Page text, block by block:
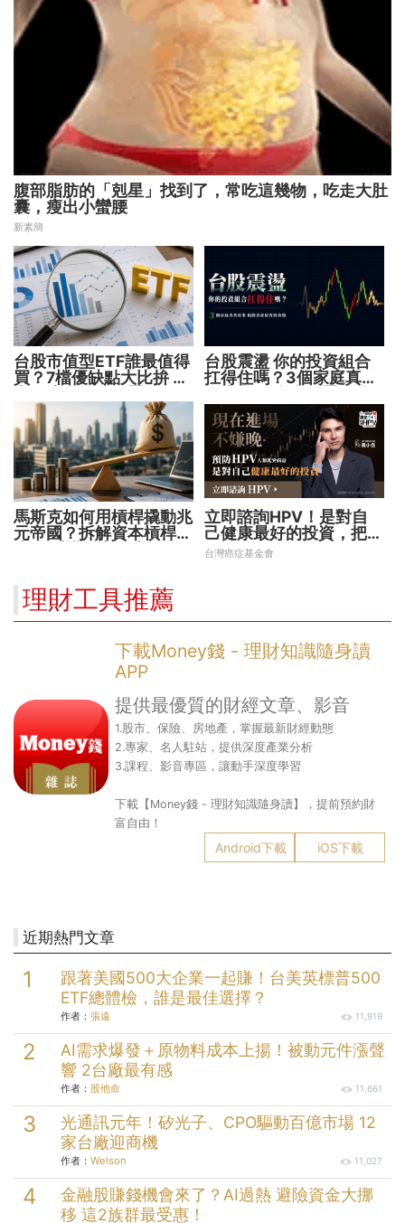
腹部脂肪的「剋星」找到了，常吃這幾物，吃走大肚
囊，瘦出小蠻腰
新素簡
台股市值型ETF誰最值得
買？7檔優缺點大比拚 找
台股震盪 你的投資組合
扛得住嗎？3個家庭真實
傷
馬斯克如何用槓桿撬動兆
元帝國？拆解資本槓桿5
立即諮詢HPV！是對自
己健康最好的投資，把握
現在不嫌晚！
台灣癌症基金會
理財工具推薦
下載Money錢 - 理財知識隨身讀
APP
提供最優質的財經文章、影音
1.股市、保險、房地產，掌握最新財經動態
2.專家、名人駐站，提供深度產業分析
3.課程、影音專區，讓動手深度學習
下載【Money錢 - 理財知識隨身讀】，提前預約財
富自由！
Android下載 iOS下載
近期熱門文章
跟著美國500大企業一起賺！台美英標普500
ETF總體檢，誰是最佳選擇？
作者： 張遠 11,919
AI需求爆發＋原物料成本上揚！被動元件漲聲
響 2台廠最有感
作者： 股他命 11,661
光通訊元年！矽光子、CPO驅動百億市場 12
家台廠迎商機
作者： Welson 11,027
金融股賺錢機會來了？AI過熱 避險資金大挪
移 這2族群最受惠！